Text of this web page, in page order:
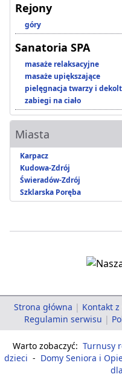
Rejony
góry
Sanatoria SPA
masaże relaksacyjne
masaże upiększające
pielęgnacja twarzy i
zabiegi na ciało
Miasta
Karpacz
Kudowa-Zdrój
Świeradów-Zdrój
Szklarska Poręba
Strona główna | Kontakt
Regulamin serwisu |
Warto zobaczyć: Turnusy
dzieci - Domy Seniora i